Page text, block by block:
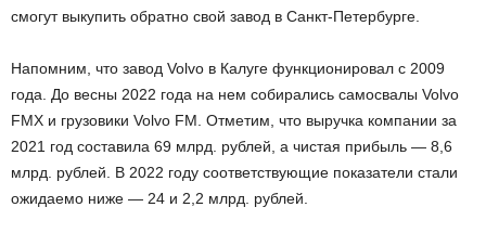
смогут выкупить обратно свой завод в Санкт-Петербурге.
Напомним, что завод Volvo в Калуге функционировал с 2009
года. До весны 2022 года на нем собирались самосвалы Volvo
FMX и грузовики Volvo FM. Отметим, что выручка компании за
2021 год составила 69 млрд. рублей, а чистая прибыль — 8,6
млрд. рублей. В 2022 году соответствующие показатели стали
ожидаемо ниже — 24 и 2,2 млрд. рублей.